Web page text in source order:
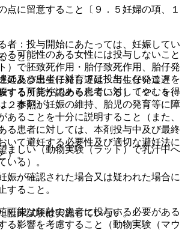
る可能性のある女性には投与しないこと
）で胚致死作用・胎仔致死作用、胎仔発
延及び出生仔発育遅延・出生仔発達遅
する所見が認められている）〔２．５、
２参照〕。
ましい（動物実験（ラット）で乳汁中へ
いる）。
臨床試験は実施していない。
に留意すること〔９．５妊婦の項、１
者：投与開始にあたっては、妊娠してい
こと。
ある患者に対しては投与しないことを
する可能性のある患者に対してやむを得
、本剤が妊娠の維持、胎児の発育等に障
あることを十分に説明すること（また、
る患者に対しては、本剤投与中及び最終
いて避妊する必要性及び適切な避妊法に
）。
娠が確認された場合又は疑われた場合に
すること。
能な年齢の患者に投与する必要がある
る影響を考慮すること（動物実験（マウ